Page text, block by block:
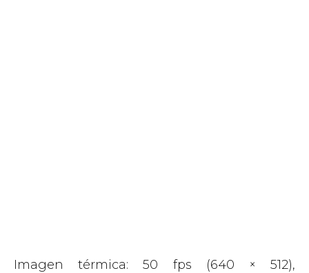
Imagen térmica: 50 fps (640 × 512),